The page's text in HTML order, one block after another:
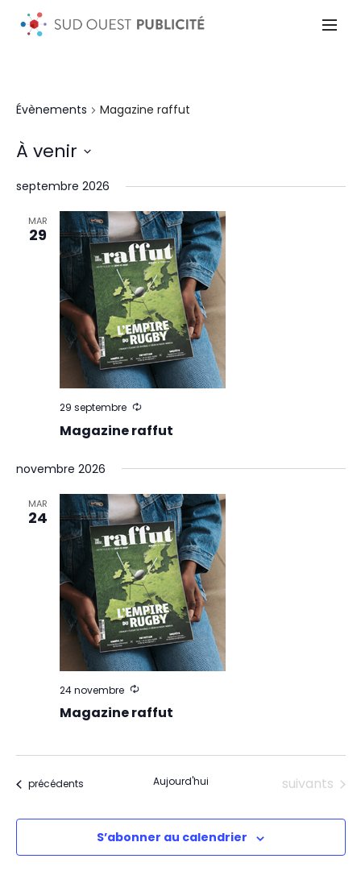
Évènements Magazine raffut
À venir
une
date.
septembre 2026
MAR
29
29 septembre
Magazine raffut
novembre 2026
MAR
24
24 novembre
Magazine raffut
Évènements
précédents Aujourd'hui Évènements
suivants
S’abonner au calendrier